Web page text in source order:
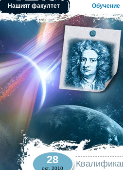
Нашият факултет Обучение
28
окт. 2010